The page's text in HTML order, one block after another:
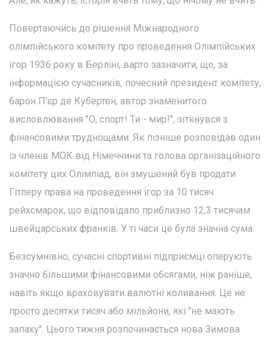
Повертаючись до рішення Міжнародного
олімпійського комітету про проведення Олімпійських
ігор 1936 року в Берліні, варто зазначити, що, за
інформацією сучасників, почесний президент комітету,
барон П'єр де Кубертен, автор знаменитого
висловлювання "О, спорт! Ти - мир!", зіткнувся з
фінансовими труднощами. Як пізніше розповідав один
із членів МОК від Німеччини та голова організаційного
комітету цих Олімпіад, він змушений був продати
Гітлеру права на проведення ігор за 10 тисяч
рейхсмарок, що відповідало приблизно 12,3 тисячам
швейцарських франків. У ті часи це була значна сума.
Безсумнівно, сучасні спортивні підприємці оперують
значно більшими фінансовими обсягами, ніж раніше,
навіть якщо враховувати валютні коливання. Це не
просто десятки тисяч або мільйони, які "не мають
запаху". Цього тижня розпочинається нова Зимова